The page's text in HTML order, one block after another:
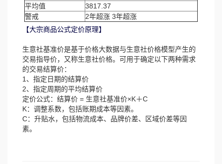
平均值
3817.37
警戒
2年超涨 3年超涨
【大宗商品公式定价原理】
生意社基准价是基于价格大数据与生意社价格模型产生的
交易指导价，又称生意社价格。可用于确定以下两种需求
的交易结算价：
1、指定日期的结算价
2、指定周期的平均结算价
定价公式：结算价 = 生意社基准价×K＋C
K：调整系数，包括账期成本等因素。
C：升贴水，包括物流成本、品牌价差、区域价差等因
素。